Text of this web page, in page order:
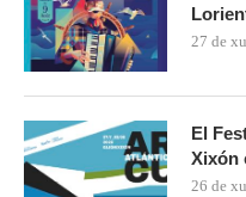
27 de
El
Xixón
26 de